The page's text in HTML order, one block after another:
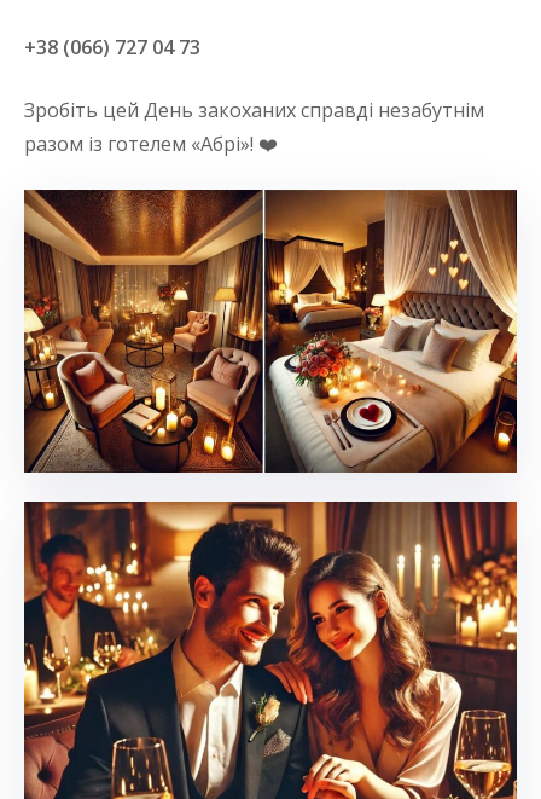
+38 (066) 727 04 73
Зробіть цей День закоханих справді незабутнім
разом із готелем «Абрі»! ❤️